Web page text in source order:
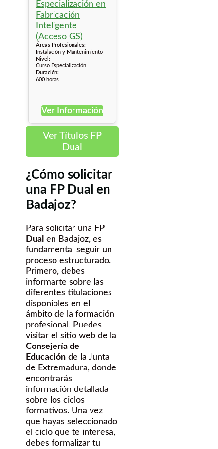
Áreas Profesionales:
Instalación y Mantenimiento
Nivel:
Curso Especialización
Duración:
600 horas
Ver Información
Ver Títulos FP
Dual
¿Cómo solicitar
una FP Dual en
Badajoz?
Para solicitar una FP
Dual en Badajoz, es
fundamental seguir un
proceso estructurado.
Primero, debes
informarte sobre las
diferentes titulaciones
disponibles en el
ámbito de la formación
profesional. Puedes
visitar el sitio web de la
Consejería de
Educación de la Junta
de Extremadura, donde
encontrarás
información detallada
sobre los ciclos
formativos. Una vez
que hayas seleccionado
el ciclo que te interesa,
debes formalizar tu